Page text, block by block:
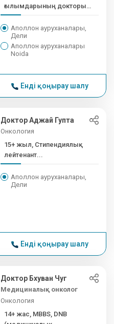
ғылымдарының докторы
(медициналық...
Аполлон ауруханалары,
Дели
Аполлон ауруханалары
Noida
Енді қоңырау шалу
Доктор Аджай Гупта
Онкология
15+ жыл, Стипендиялық
лейтенант...
Аполлон ауруханалары,
Дели
Енді қоңырау шалу
Доктор Бхуван Чуг
Медициналық онколог
Онкология
14+ жас, MBBS, DNB